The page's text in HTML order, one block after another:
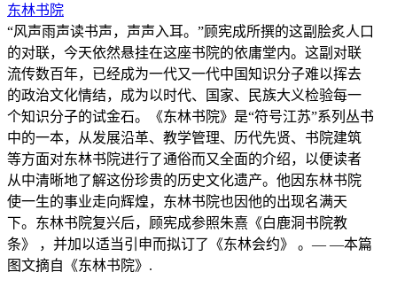
东林书院
“风声雨声读书声，声声入耳。”顾宪成所撰的这副脍炙人口
的对联，今天依然悬挂在这座书院的依庸堂内。这副对联
流传数百年，已经成为一代又一代中国知识分子难以挥去
的政治文化情结，成为以时代、国家、民族大义检验每一
个知识分子的试金石。《东林书院》是“符号江苏”系列丛书
中的一本，从发展沿革、教学管理、历代先贤、书院建筑
等方面对东林书院进行了通俗而又全面的介绍，以便读者
从中清晰地了解这份珍贵的历史文化遗产。他因东林书院
使一生的事业走向辉煌，东林书院也因他的出现名满天
下。东林书院复兴后，顾宪成参照朱熹《白鹿洞书院教
条》 ，并加以适当引申而拟订了《东林会约》 。— —本篇
图文摘自《东林书院》.